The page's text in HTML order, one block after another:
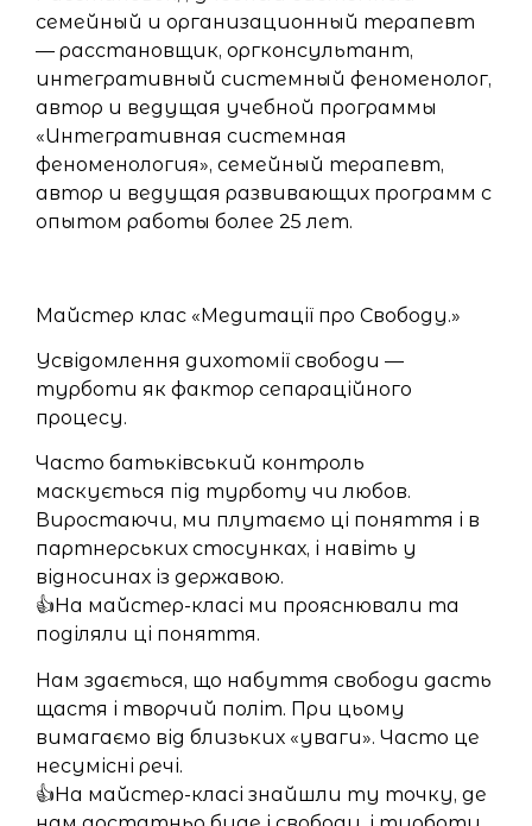
семейный и организационный терапевт
— расстановщик, оргконсультант,
интегративный системный феноменолог,
автор и ведущая учебной программы
«Интегративная системная
феноменология», семейный терапевт,
автор и ведущая развивающих программ с
опытом работы более 25 лет.
Майстер клас «Медитації про Свободу.»
Усвідомлення дихотомії свободи —
турботи як фактор сепараційного
процесу.
Часто батьківський контроль
маскується під турботу чи любов.
Виростаючи, ми плутаємо ці поняття і в
партнерських стосунках, і навіть у
відносинах із державою.
👍На майстер-класі ми прояснювали та
поділяли ці поняття.
Нам здається, що набуття свободи дасть
щастя і творчий політ. При цьому
вимагаємо від близьких «уваги». Часто це
несумісні речі.
👍На майстер-класі знайшли ту точку, де